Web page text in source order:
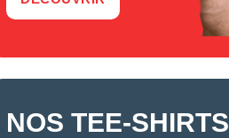
NOS TEE-SHIRTS